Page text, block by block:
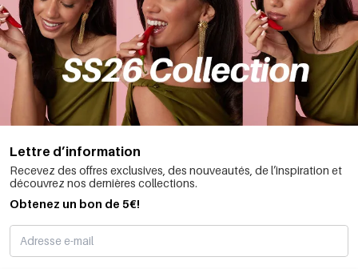
Lettre d’information
Recevez des offres exclusives, des nouveautés, de l’inspiration et
découvrez nos dernières collections.
Obtenez un bon de 5€!